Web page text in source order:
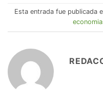
Esta entrada fue publicada